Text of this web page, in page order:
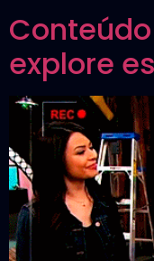
explore